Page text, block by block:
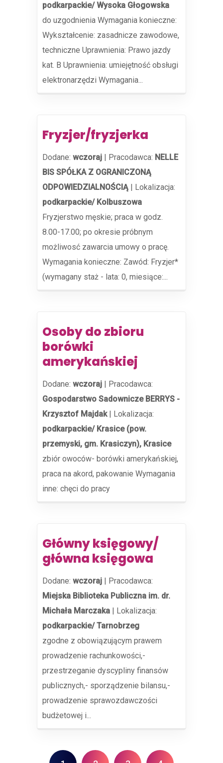
podkarpackie/ Wysoka Głogowska
do uzgodnienia Wymagania konieczne:
Wykształcenie: zasadnicze zawodowe,
techniczne Uprawnienia: Prawo jazdy
kat. B Uprawnienia: umiejętność obsługi
elektronarzędzi Wymagania...
Fryzjer/fryzjerka
Dodane: wczoraj | Pracodawca: NELLE
BIS SPÓŁKA Z OGRANICZONĄ
ODPOWIEDZIALNOŚCIĄ | Lokalizacja:
podkarpackie/ Kolbuszowa
Fryzjerstwo męskie; praca w godz.
8.00-17.00; po okresie próbnym
możliwosć zawarcia umowy o pracę.
Wymagania konieczne: Zawód: Fryzjer*
(wymagany staż - lata: 0, miesiące:...
Osoby do zbioru
borówki
amerykańskiej
Dodane: wczoraj | Pracodawca:
Gospodarstwo Sadownicze BERRYS -
Krzysztof Majdak| Lokalizacja:
podkarpackie/ Krasice (pow.
przemyski, gm. Krasiczyn), Krasice
zbiór owoców- borówki amerykańskiej,
praca na akord, pakowanie Wymagania
inne: chęci do pracy
Główny księgowy/
główna księgowa
Dodane: wczoraj | Pracodawca:
Miejska Biblioteka Publiczna im. dr.
Michała Marczaka | Lokalizacja:
podkarpackie/ Tarnobrzeg
zgodne z obowiązującym prawem
prowadzenie rachunkowości,-
przestrzeganie dyscypliny finansów
publicznych,- sporządzenie bilansu,-
prowadzenie sprawozdawczości
budżetowej i...